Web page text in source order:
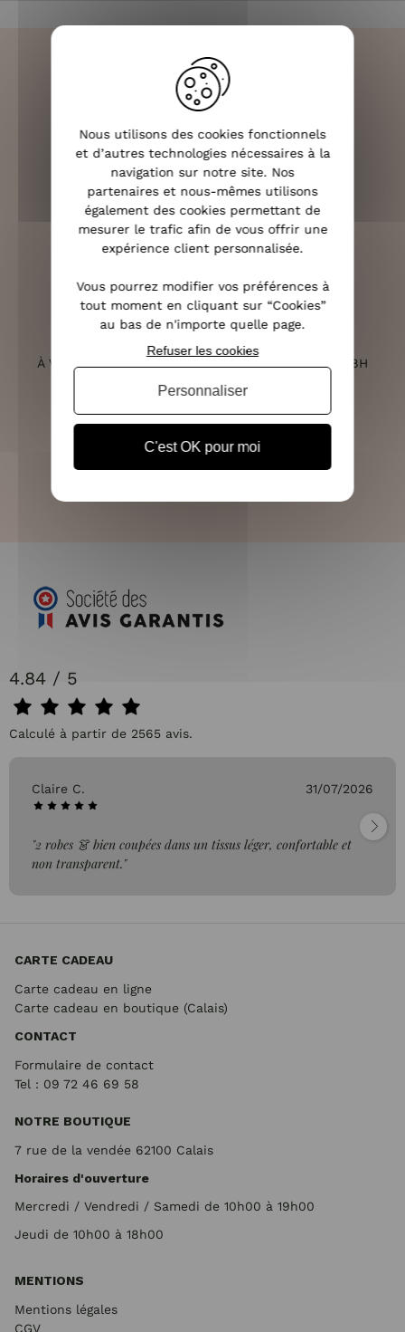
LIVRAISON RAPIDE
OFFERTE DÈS 70€
RETOURS SOUS 14 JOURS
(VOIR LES CONDITIONS)
SERVICE CLIENT
À VOTRE ÉCOUTE DU LUNDI AU SAMEDI DE 10H À 18H
PAIEMENT 100% SÉCURISÉ
4.84 / 5
Calculé à partir de 2565 avis.
Claire C. 31/07/2026
"2 robes 👗 bien coupées dans un tissus léger, confortable et
non transparent."
CARTE CADEAU
Carte cadeau en ligne
Carte cadeau en boutique (Calais)
CONTACT
Formulaire de contact
Tel : 09 72 46 69 58
NOTRE BOUTIQUE
7 rue de la vendée 62100 Calais
Horaires d'ouverture
Mercredi / Vendredi / Samedi de 10h00 à 19h00
Jeudi de 10h00 à 18h00
MENTIONS
Mentions légales
CGV
Nous utilisons des cookies fonctionnels
et d’autres technologies nécessaires à la
navigation sur notre site. Nos
partenaires et nous-mêmes utilisons
également des cookies permettant de
mesurer le trafic afin de vous offrir une
expérience client personnalisée.
Vous pourrez modifier vos préférences à
tout moment en cliquant sur “Cookies”
au bas de n'importe quelle page.
C'est OK pour moi
Refuser les cookies
Personnaliser